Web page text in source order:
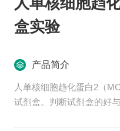
盒实验
产品简介
人单核细胞趋化蛋白2（
试剂盒。判断试剂盒的好